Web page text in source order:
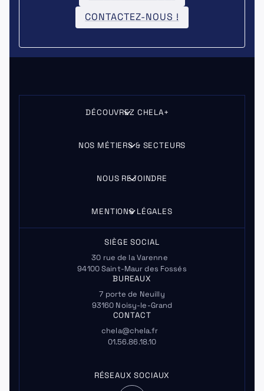
CONTACTEZ-NOUS !
DÉCOUVREZ CHELA+
NOS MÉTIERS & SECTEURS
NOUS REJOINDRE
MENTIONS LÉGALES
RÉSEAUX SOCIAUX
SIÈGE SOCIAL
30 rue de la Varenne
94100 Saint-Maur des Fossés
BUREAUX
7 porte de Neuilly
93160 Noisy-le-Grand
CONTACT
chela@chela.fr
01.56.86.18.10